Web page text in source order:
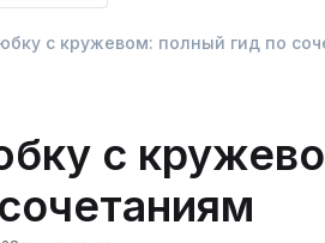
с кружевом: полный гид по
с